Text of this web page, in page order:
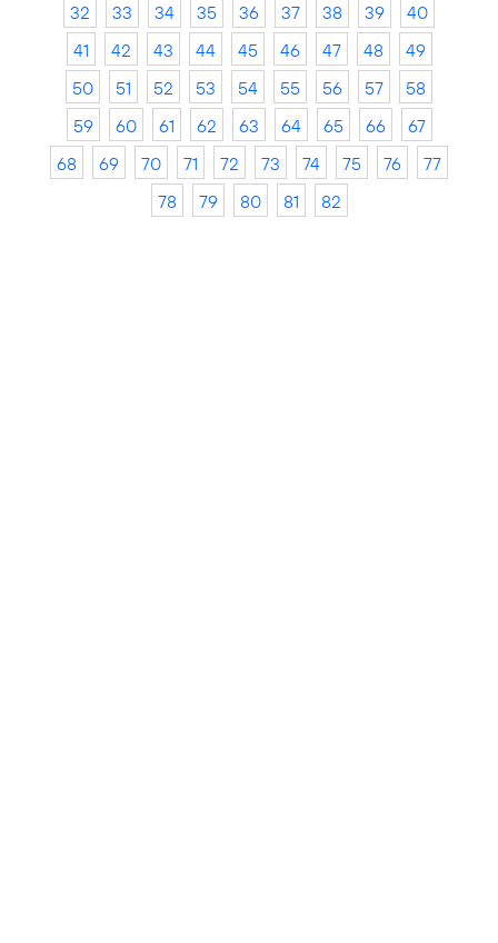
32
33 34 35 36 37 38 39
40
41
42 43 44 45 46 47 48
49
50
51 52 53 54 55 56 57
58
59
60 61 62 63 64 65 66
67
68
69 70 71 72 73 74 75 76
77
78
79 80 81 82